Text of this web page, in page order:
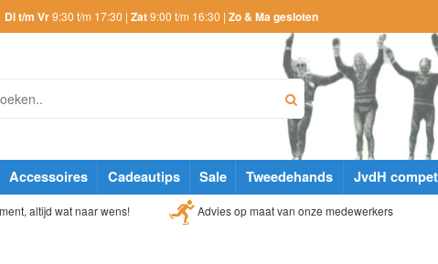
Di t/m Vr9:30 t/m 17:30 | Zat9:00 t/m 16:30 | Zo & Ma gesloten
Accessoires Cadeautips Sale Tweedehands JvdH
altijd wat naar wens! Advies op maat van onze medewerkers